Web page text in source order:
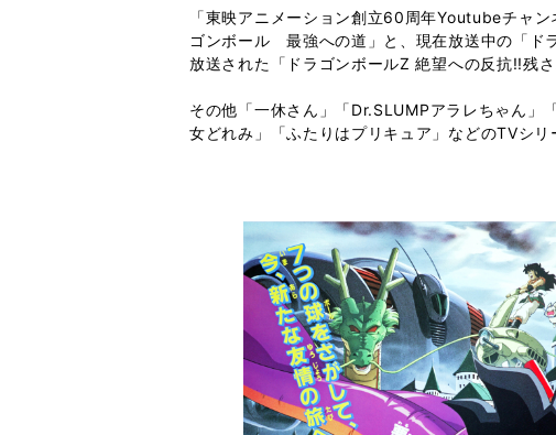
「東映アニメーション創立60周年Youtubeチャ
ゴンボール 最強への道」と、現在放送中の「ド
放送された「ドラゴンボールZ 絶望への反抗!!残
その他「一休さん」「Dr.SLUMPアラレちゃん」
女どれみ」「ふたりはプリキュア」などのTVシリ